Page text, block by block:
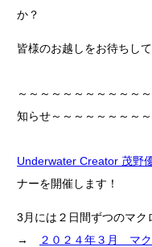
か？
皆様のお越しをお待ちして
～～～～～～～～～～～
知らせ～～～～～～～～
Underwater Creator 茂野
ナーを開催します！
3月には２日間ずつのマ
→
２０２４年３月 マク